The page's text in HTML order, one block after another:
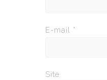
E-mail *
Site